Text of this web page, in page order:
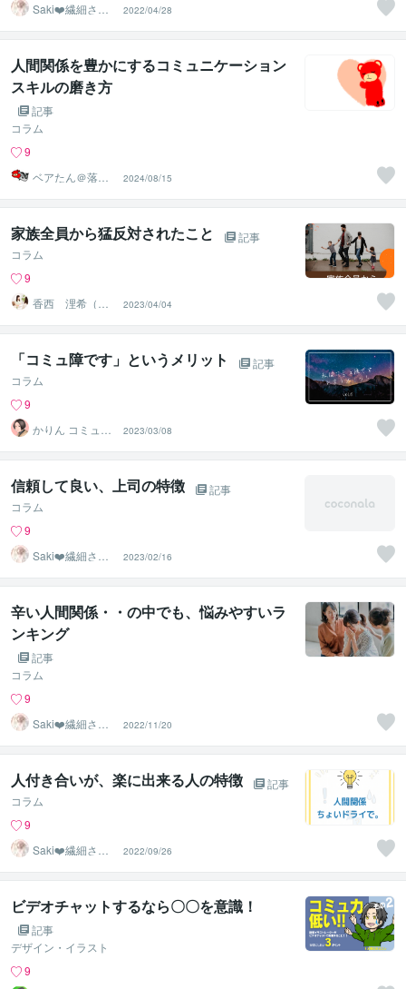
Saki❤️繊細さん
のハッピーサポ
ーター
2022/04/28
人間関係を豊かにするコミュニケーション
スキルの磨き方
記事
コラム
9
ベアたん＠落書
きイラストレー
ター
2024/08/15
家族全員から猛反対されたこと
記事
コラム
9
香西 浬希（こ
うざい りの）
カウンセラー
2023/04/04
「コミュ障です」というメリット
記事
コラム
9
かりん コミュ障
改善講師
2023/03/08
信頼して良い、上司の特徴
記事
コラム
9
Saki❤️繊細さん
のハッピーサポ
ーター
2023/02/16
辛い人間関係・・の中でも、悩みやすいラ
ンキング
記事
コラム
9
Saki❤️繊細さん
のハッピーサポ
ーター
2022/11/20
人付き合いが、楽に出来る人の特徴
記事
コラム
9
Saki❤️繊細さん
のハッピーサポ
ーター
2022/09/26
ビデオチャットするなら〇〇を意識！
記事
デザイン・イラスト
9